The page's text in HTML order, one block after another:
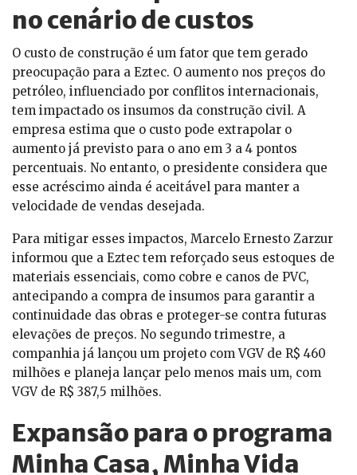
no cenário de custos
O custo de construção é um fator que tem gerado
preocupação para a Eztec. O aumento nos preços do
petróleo, influenciado por conflitos internacionais,
tem impactado os insumos da construção civil. A
empresa estima que o custo pode extrapolar o
aumento já previsto para o ano em 3 a 4 pontos
percentuais. No entanto, o presidente considera que
esse acréscimo ainda é aceitável para manter a
velocidade de vendas desejada.
Para mitigar esses impactos, Marcelo Ernesto Zarzur
informou que a Eztec tem reforçado seus estoques de
materiais essenciais, como cobre e canos de PVC,
antecipando a compra de insumos para garantir a
continuidade das obras e proteger-se contra futuras
elevações de preços. No segundo trimestre, a
companhia já lançou um projeto com VGV de R$ 460
milhões e planeja lançar pelo menos mais um, com
VGV de R$ 387,5 milhões.
Expansão para o programa
Minha Casa, Minha Vida